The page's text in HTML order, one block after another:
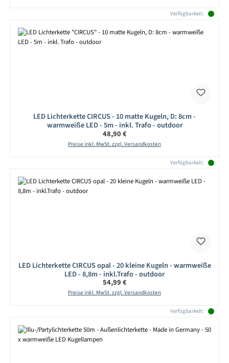
Verfügbarkeit:
LED Lichterkette CIRCUS - 10 matte Kugeln, D: 8cm -
warmweiße LED - 5m - inkl. Trafo - outdoor
Regulärer Preis:
48,90 €
Preise inkl. MwSt. zzgl. Versandkosten
Verfügbarkeit:
LED Lichterkette CIRCUS opal - 20 kleine Kugeln - warmweiße
LED - 8,8m - inkl.Trafo - outdoor
Regulärer Preis:
54,99 €
Preise inkl. MwSt. zzgl. Versandkosten
Verfügbarkeit: